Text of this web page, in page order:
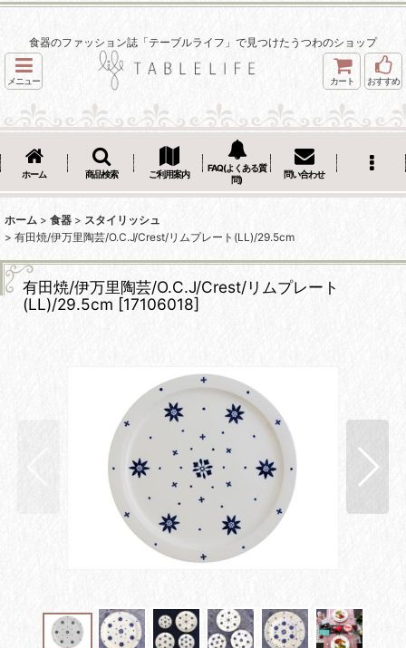
食器のファッション誌「テーブルライフ」で見つけたうつわのショップ
メニュー カート おすすめ
ホーム 商品検索 ご利用案内
FAQ(よくある質
問)
問い合わせ
ホーム > 食器 > スタイリッシュ
> 有田焼/伊万里陶芸/O.C.J/Crest/リムプレート(LL)/29.5cm
有田焼/伊万里陶芸/O.C.J/Crest/リムプレート
(LL)/29.5cm [17106018]